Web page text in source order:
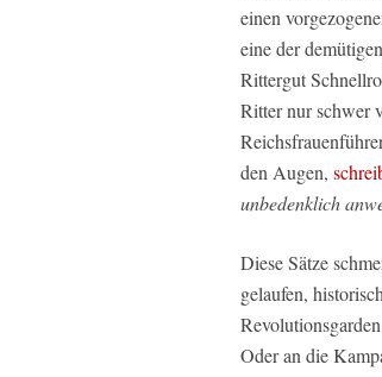
einen
eine der
Rittergut
Ritter nur schwer
den Augen,
unbedenklich
Diese Sätze
gelaufen,
Oder an die